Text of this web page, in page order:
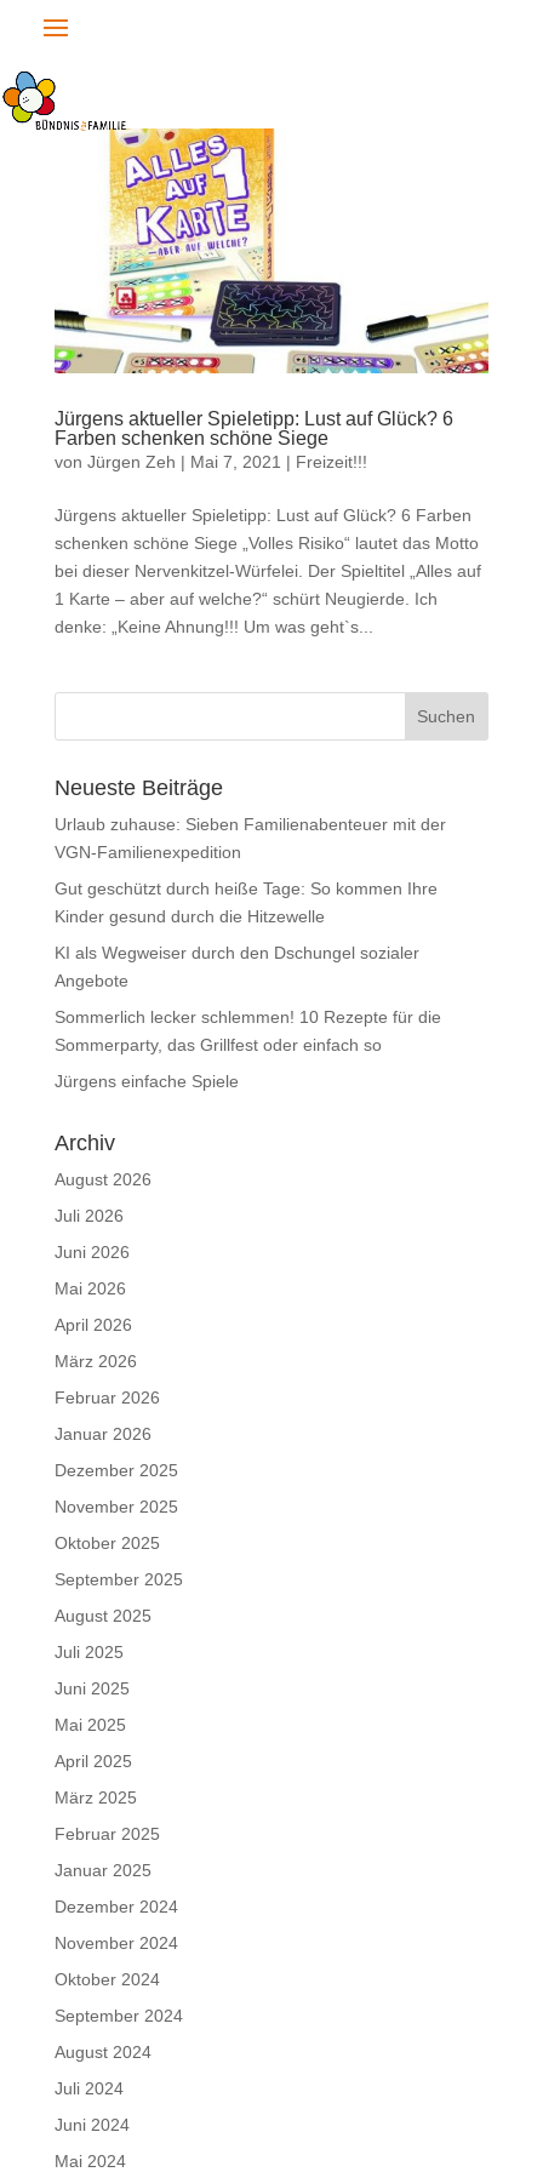
Jürgens aktueller Spieletipp: Lust auf Glück? 6
Farben schenken schöne Siege
von Jürgen Zeh | Mai 7, 2021 | Freizeit!!!
Jürgens aktueller Spieletipp: Lust auf Glück? 6 Farben
schenken schöne Siege „Volles Risiko“ lautet das Motto
bei dieser Nervenkitzel-Würfelei. Der Spieltitel „Alles auf
1 Karte – aber auf welche?“ schürt Neugierde. Ich
denke: „Keine Ahnung!!! Um was geht`s...
Neueste Beiträge
Urlaub zuhause: Sieben Familienabenteuer mit der
VGN-Familienexpedition
Gut geschützt durch heiße Tage: So kommen Ihre
Kinder gesund durch die Hitzewelle
KI als Wegweiser durch den Dschungel sozialer
Angebote
Sommerlich lecker schlemmen! 10 Rezepte für die
Sommerparty, das Grillfest oder einfach so
Jürgens einfache Spiele
Archiv
August 2026
Juli 2026
Juni 2026
Mai 2026
April 2026
März 2026
Februar 2026
Januar 2026
Dezember 2025
November 2025
Oktober 2025
September 2025
August 2025
Juli 2025
Juni 2025
Mai 2025
April 2025
März 2025
Februar 2025
Januar 2025
Dezember 2024
November 2024
Oktober 2024
September 2024
August 2024
Juli 2024
Juni 2024
Mai 2024